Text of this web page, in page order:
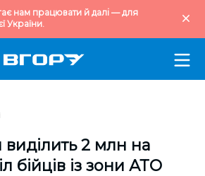
нам працювати й далі — для
України.
2 млн на
бійців із зони АТО